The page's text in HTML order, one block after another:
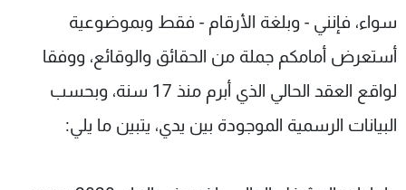
سواء، فإنني - وبلغة الأرقام - فقط وبموضوعية
أستعرض أمامكم جملة من الحقائق والوقائع، ووفقا
لواقع العقد الحالي الذي أبرم منذ 17 سنة، وبحسب
البيانات الرسمية الموجودة بين يدي، يتبين ما يلي: